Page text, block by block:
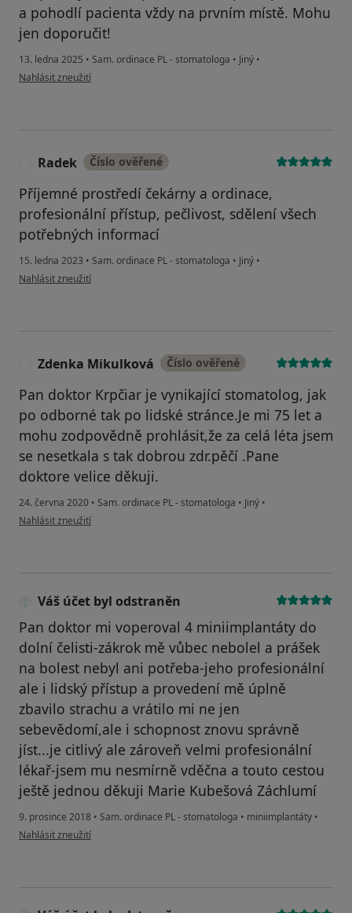
a pohodlí pacienta vždy na prvním místě. Mohu
jen doporučit!
13. ledna 2025 • Sam. ordinace PL - stomatologa • Jiný •
podle názoru uživatele NW
Nahlásit zneužití
Radek Číslo ověřené
Příjemné prostředí čekárny a ordinace,
profesionální přístup, pečlivost, sdělení všech
potřebných informací
15. ledna 2023 • Sam. ordinace PL - stomatologa • Jiný •
podle názoru uživatele Radek
Nahlásit zneužití
Zdenka Mikulková Číslo ověřené
Pan doktor Krpčiar je vynikající stomatolog, jak
po odborné tak po lidské stránce.Je mi 75 let a
mohu zodpovědně prohlásit,že za celá léta jsem
se nesetkala s tak dobrou zdr.pěčí .Pane
doktore velice děkuji.
24. června 2020 • Sam. ordinace PL - stomatologa • Jiný •
podle názoru uživatele Zdenka Mikulková
Nahlásit zneužití
Váš účet byl odstraněn
Pan doktor mi voperoval 4 miniimplantáty do
dolní čelisti-zákrok mě vůbec nebolel a prášek
na bolest nebyl ani potřeba-jeho profesionální
ale i lidský přístup a provedení mě úplně
zbavilo strachu a vrátilo mi ne jen
sebevědomí,ale i schopnost znovu správně
jíst...je citlivý ale zároveň velmi profesionální
lékař-jsem mu nesmírně vděčna a touto cestou
ještě jednou děkuji Marie Kubešová Záchlumí
9. prosince 2018 • Sam. ordinace PL - stomatologa • miniimplantáty •
podle názoru uživatele Váš účet byl odstraněn
Nahlásit zneužití